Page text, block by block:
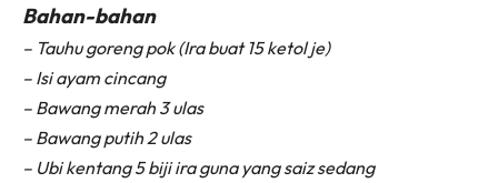
Bahan-bahan
– Tauhu goreng pok (Ira buat 15 ketol je)
– Isi ayam cincang
– Bawang merah 3 ulas
– Bawang putih 2 ulas
– Ubi kentang 5 biji ira guna yang saiz sedang